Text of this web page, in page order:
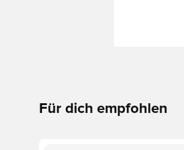
Für dich empfohlen